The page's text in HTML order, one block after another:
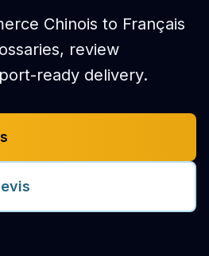
Chinois to Français
review
ready delivery.